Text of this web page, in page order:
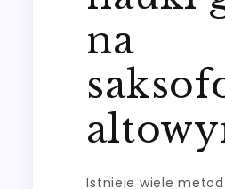
na
Istnieje wiele